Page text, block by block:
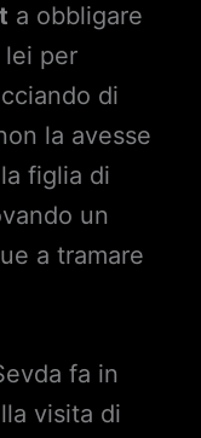
a obbligare
lei per
di
la avesse
figlia di
un
a tramare
fa in
visita di